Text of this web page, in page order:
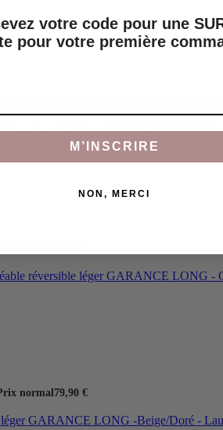
XL et 4XL)
normal79,90 €
votre code pour une
pour votre première
M’INSCRIRE
NON, MERCI